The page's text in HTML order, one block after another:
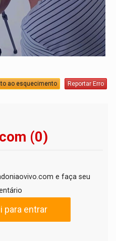
ao esquecimento Reportar Erro
(0)
e faça seu
para entrar